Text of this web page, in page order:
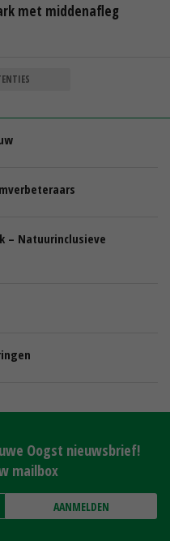
met middenafleg
– Natuurinclusieve
Oogst nieuwsbrief!
mailbox
AANMELDEN